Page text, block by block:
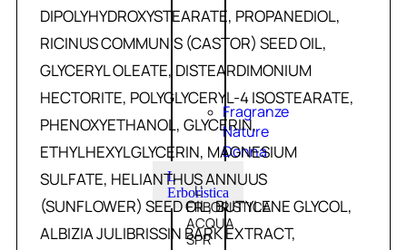
Fragranze
Nature
Donna
L
Erboristica
L’
ERBORISTICA
ACQUA
SPR
DIPOLYHYDROXYSTEARATE, PROPANEDIOL,
RICINUS COMMUNIS (CASTOR) SEED OIL,
GLYCERYL OLEATE, DISTEARDIMONIUM
HECTORITE, POLYGLYCERYL-4 ISOSTEARATE,
PHENOXYETHANOL, GLYCERIN,
ETHYLHEXYLGLYCERIN, MAGNESIUM
SULFATE, HELIANTHUS ANNUUS
(SUNFLOWER) SEED OIL, BUTYLENE GLYCOL,
ALBIZIA JULIBRISSIN BARK EXTRACT,